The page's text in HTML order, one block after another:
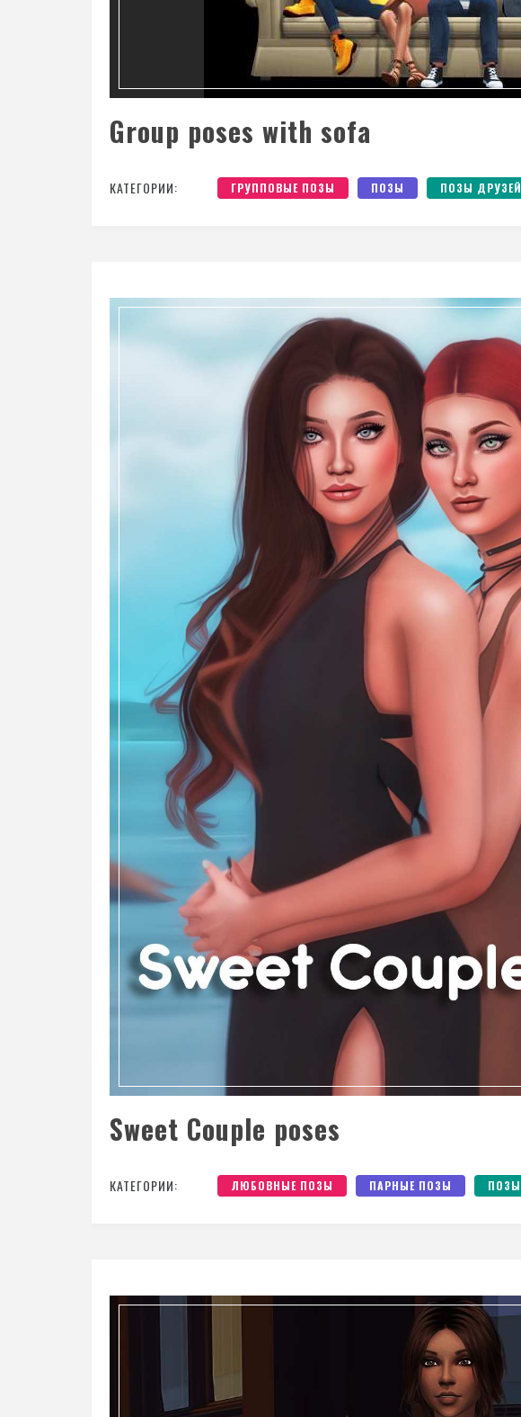
Group poses with sofa
КАТЕГОРИИ: ГРУППОВЫЕ ПОЗЫ ПОЗЫ ПОЗЫ ДРУЗЕЙ
Sweet Couple poses
КАТЕГОРИИ: ЛЮБОВНЫЕ ПОЗЫ ПАРНЫЕ ПОЗЫ ПОЗЫ